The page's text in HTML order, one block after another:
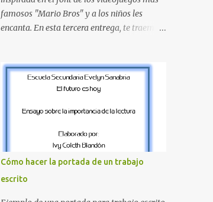
proyecte una imagen más organizada y
profesional. ¿Por qué son importantes los
quienes visitan la institución por primera
vez, encontrar la biblioteca, la dirección o un
aula específica puede resultar c...
famosos "Mario Bros" y a los niños les
encanta. En esta tercera entrega, te traemos
que hemos incluido la letra Ñ , esencial para
todos nuestros proyectos en español. Bloque
la Q ¿Qué incluye este bloque de letras? En
imágenes individuales en alta resolución de
las siguientes letras: Letras vibrantes : La J y
la M en el clásico rojo de la gorra de Mario.
Tonos azules : La K y la Ñ , que destacan por
su diseño limpio y audaz. Colores
Cómo hacer la portada de un trabajo
escrito